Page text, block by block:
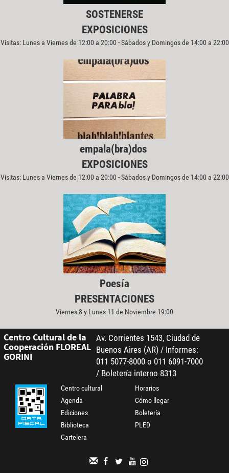
SOSTENERSE
EXPOSICIONES
Visitas: Lunes a Viernes de 12:00 a 20:00 - Sábados y Domingos de 14:00 a 22:00
empala(bra)dos
EXPOSICIONES
Visitas: Lunes a Viernes de 12:00 a 20:00 - Sábados y Domingos de 14:00 a 22:00
Poesía
PRESENTACIONES
Viernes 8 y Lunes 11 de Noviembre 19:00
Centro Cultural de la
Cooperación FLOREAL
GORINI
Av. Corrientes 1543, Ciudad de
Buenos Aires (AR) / Informes:
011 5077-8000 o 011 6091-7000
/ Boletería interno 8313
Centro cultural
Agenda
Ediciones
Biblioteca
Cartelera
Horarios
Cómo llegar
Boletería
PLED